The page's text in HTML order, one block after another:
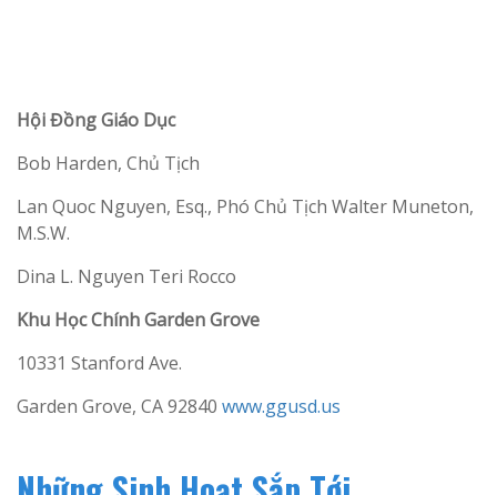
Hội Đồng Giáo Dục
Bob Harden, Chủ Tịch
Lan Quoc Nguyen, Esq., Phó Chủ Tịch Walter Muneton,
M.S.W.
Dina L. Nguyen Teri Rocco
Khu Học Chính Garden Grove
10331 Stanford Ave.
Garden Grove, CA 92840 www.ggusd.us